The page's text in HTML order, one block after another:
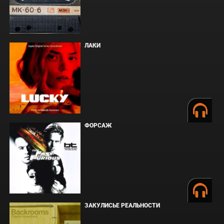
ЛАКИ
ФОРСАЖ
ЗАКУЛИСЬЕ РЕАЛЬНОСТИ